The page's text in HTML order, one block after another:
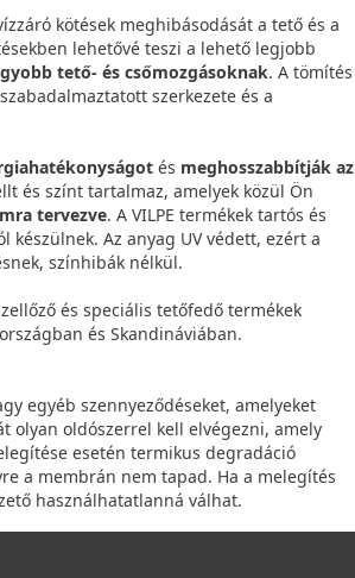
kötések meghibásodását a tető és a
lehetővé teszi a lehető legjobb
tető- és csőmozgásoknak. A tömítés
szerkezete és a
és meghosszabbítják az
és színt tartalmaz, amelyek közül Ön
tervezve. A VILPE termékek tartós és
Az anyag UV védett, ezért a
színhibák nélkül.
és speciális tetőfedő termékek
és Skandináviában.
egyéb szennyeződéseket, amelyeket
olyan oldószerrel kell elvégezni, amely
esetén termikus degradáció
a membrán nem tapad. Ha a melegítés
használhatatlanná válhat.